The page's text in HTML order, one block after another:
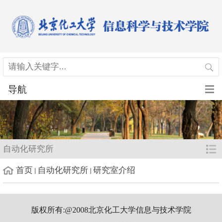
导航
自动化研究所
首页 自动化研究所 研究室介绍
版权所有:@2008北京化工大学信息与技术学院